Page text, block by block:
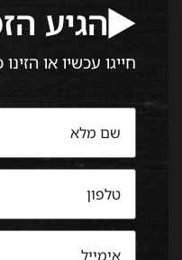
הגיע
חייגו עכשיו או